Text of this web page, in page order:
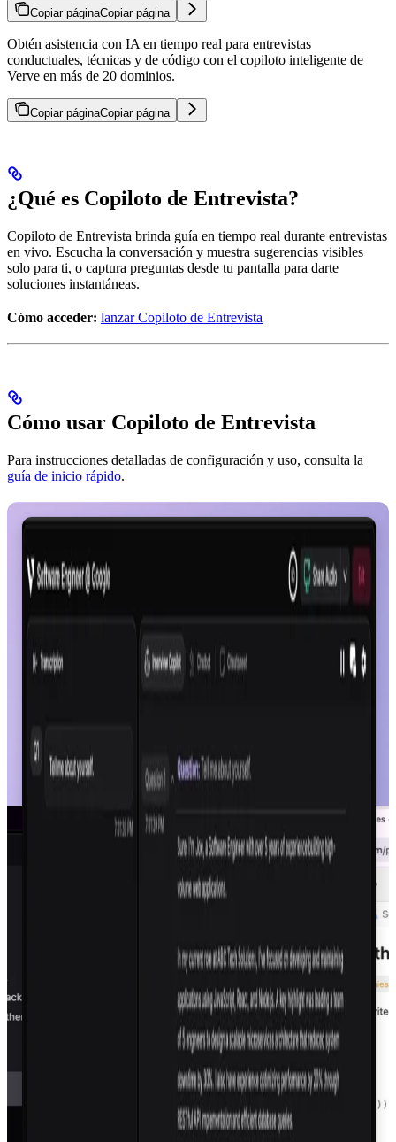
Copiar páginaCopiar página
Obtén asistencia con IA en tiempo real para entrevistas
conductuales, técnicas y de código con el copiloto inteligente de
Verve en más de 20 dominios.
Copiar páginaCopiar página
¿Qué es Copiloto de Entrevista?
Copiloto de Entrevista brinda guía en tiempo real durante entrevistas
en vivo. Escucha la conversación y muestra sugerencias visibles
solo para ti, o captura preguntas desde tu pantalla para darte
soluciones instantáneas.
Cómo acceder: lanzar Copiloto de Entrevista
Cómo usar Copiloto de Entrevista
Para instrucciones detalladas de configuración y uso, consulta la
guía de inicio rápido.